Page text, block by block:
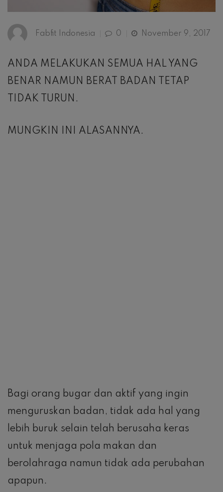
Fabfit Indonesia 0 November 9, 2017
ANDA MELAKUKAN SEMUA HAL YANG
BENAR NAMUN BERAT BADAN TETAP
TIDAK TURUN.
MUNGKIN INI ALASANNYA.
Bagi orang bugar dan aktif yang ingin
menguruskan badan, tidak ada hal yang
lebih buruk selain telah berusaha keras
untuk menjaga pola makan dan
berolahraga namun tidak ada perubahan
apapun.